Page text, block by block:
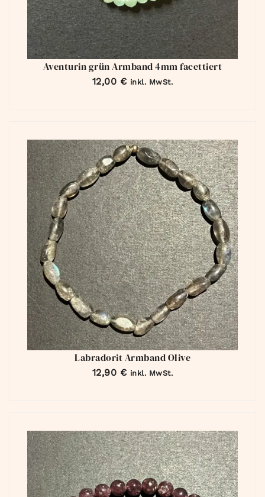
Aventurin grün Armband 4mm facettiert
12,00 € inkl. MwSt.
Labradorit Armband Olive
12,90 € inkl. MwSt.